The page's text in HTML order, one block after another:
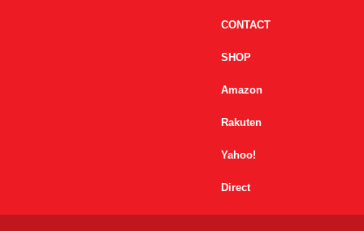
CONTACT
SHOP
Amazon
Rakuten
Yahoo!
Direct